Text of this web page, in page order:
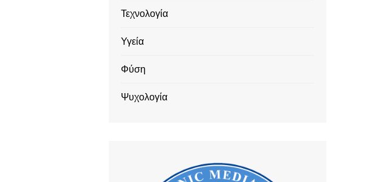
Τεχνολογία
Υγεία
Φύση
Ψυχολογία